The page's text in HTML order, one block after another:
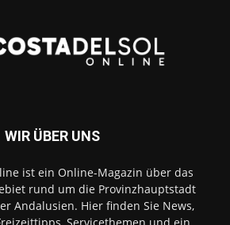
WIR ÜBER UNS
ist ein Online-Magazin über das
rund um die Provinzhauptstadt
Andalusien. Hier finden Sie News,